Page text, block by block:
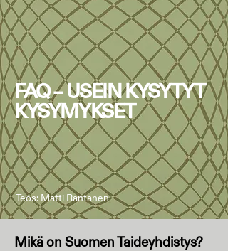
FAQ – USEIN KYSYTYT
KYSYMYKSET
Teos: Matti Rantanen
Mikä on Suomen Taideyhdistys?